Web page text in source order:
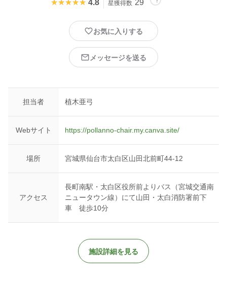
★★★★★
★★★★★ 4.8 星獲得数 29
お気に入りする
メッセージを送る
担当者 植木亜弓
Webサイト https://pollanno-chair.my.canva.site/
場所 宮城県仙台市太白区山田北前町44-12
アクセス
長町南駅・太白区役所前よりバス（宮城交通南
ニュータウン線）にて山田・太白消防署前下
車 徒歩10分
施設詳細を見る